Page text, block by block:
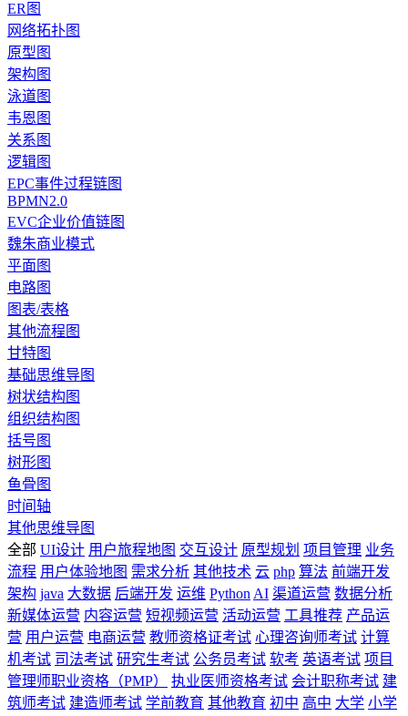
ER图
网络拓扑图
原型图
架构图
泳道图
韦恩图
关系图
逻辑图
EPC事件过程链图
BPMN2.0
EVC企业价值链图
魏朱商业模式
平面图
电路图
图表/表格
其他流程图
甘特图
基础思维导图
树状结构图
组织结构图
括号图
树形图
鱼骨图
时间轴
其他思维导图
全部 UI设计 用户旅程地图 交互设计 原型规划 项目管理 业务
流程 用户体验地图 需求分析 其他技术 云 php 算法 前端开发
架构 java 大数据 后端开发 运维 Python AI 渠道运营 数据分析
新媒体运营 内容运营 短视频运营 活动运营 工具推荐 产品运
营 用户运营 电商运营 教师资格证考试 心理咨询师考试 计算
机考试 司法考试 研究生考试 公务员考试 软考 英语考试 项目
管理师职业资格（PMP）
执业医师资格考试 会计职称考试 建
筑师考试 建造师考试 学前教育 其他教育 初中 高中 大学 小学